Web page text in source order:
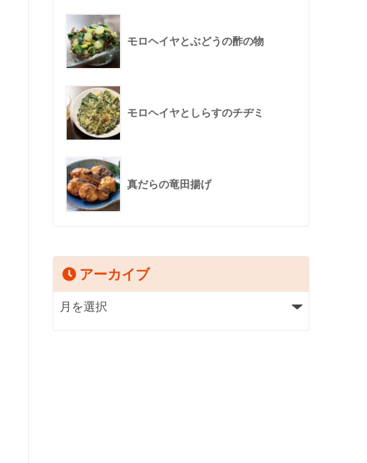
モロヘイヤとぶどうの酢の物
モロヘイヤとしらすのチヂミ
真だらの竜田揚げ
アーカイブ